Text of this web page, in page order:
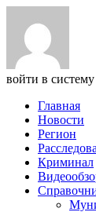
войти в систему
Главная
Новости
Регион
Криминал